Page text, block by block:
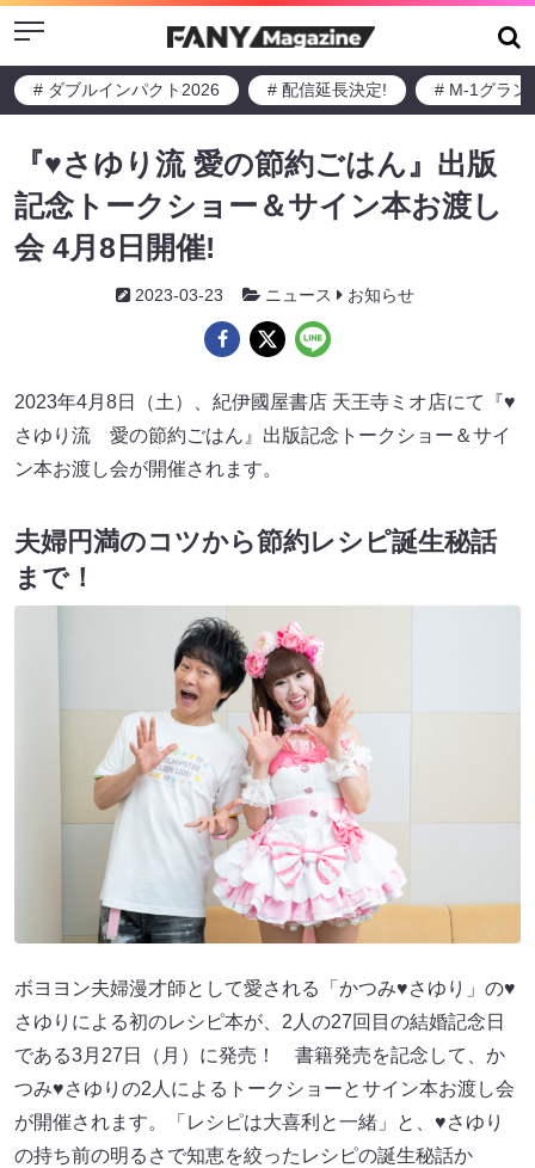
Menu
# ダブルインパクト2026 # 配信延長決定! # M-1グラン
『♥さゆり流 愛の節約ごはん』出版
記念トークショー＆サイン本お渡し
会 4月8日開催!
2023-03-23 ニュース お知らせ
2023年4月8日（土）、紀伊國屋書店 天王寺ミオ店にて『♥
さゆり流 愛の節約ごはん』出版記念トークショー＆サイ
ン本お渡し会が開催されます。
夫婦円満のコツから節約レシピ誕生秘話
まで！
ボヨヨン夫婦漫才師として愛される「かつみ♥さゆり」の♥
さゆりによる初のレシピ本が、2人の27回目の結婚記念日
である3月27日（月）に発売！ 書籍発売を記念して、か
つみ♥さゆりの2人によるトークショーとサイン本お渡し会
が開催されます。「レシピは大喜利と一緒」と、♥さゆり
の持ち前の明るさで知恵を絞ったレシピの誕生秘話か